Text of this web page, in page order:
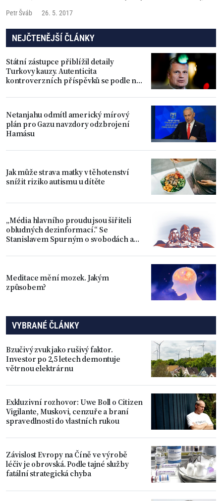
že vařit vlastním rodinám a vychovávat své děti z nich činí otrokyně.
státních fabrikách.
Petr Šváb 26. 5. 2017
NEJČTENĚJŠÍ ČLÁNKY
Státní zástupce přiblížil detaily
Turkovy kauzy. Autenticita
kontroverzních příspěvků se podle něj
Netanjahu odmítl americký mírový
plán pro Gazu navzdory odzbrojení
Hamásu
Jak může strava matky v těhotenství
snížit riziko autismu u dítěte
„Média hlavního proudu jsou šiřiteli
obludných dezinformací.“ Se
Stanislavem Spurným o svobodách a
Meditace mění mozek. Jakým
způsobem?
VYBRANÉ ČLÁNKY
Bzučivý zvuk jako rušivý faktor.
Investor po 2,5 letech demontuje
větrnou elektrárnu
Exkluzivní rozhovor: Uwe Boll o Citizen
Vigilante, Muskovi, cenzuře a braní
spravedlnosti do vlastních rukou
Závislost Evropy na Číně ve výrobě
léčiv je obrovská. Podle tajné služby
fatální strategická chyba